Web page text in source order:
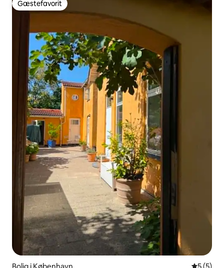
Gæstefavorit
Gæstefavorit
Bolig i København 5 ud af 5
5 (5)